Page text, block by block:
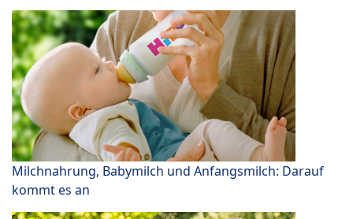
Milchnahrung, Babymilch und Anfangsmilch: Darauf
kommt es an